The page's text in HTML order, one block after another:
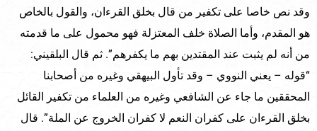
وقد نص خاصا على تكفير من قال بخلق القرءان، والقول بالخاص
هو المقدم، وأما الصلاة خلف المعتزلة فهو محمول على ما قدمته
من أنه لم يثبت عند المقتدين بهم ما يكفرهم”. ثم قال البلقيني:
“قوله – يعني النووي – وقد تأول البيهقي وغيره من أصحابنا
المحققين ما جاء عن الشافعي وغيره من العلماء من تكفير القائل
بخلق القرءان على كفران النعم لا كفران الخروج عن الملة”. قال